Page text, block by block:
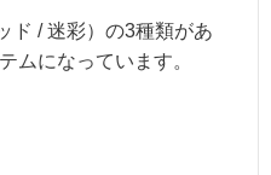
ド / 迷彩）の3種類があ
ムになっています。